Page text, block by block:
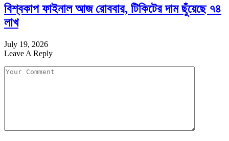
বিশ্বকাপ ফাইনাল আজ রোববার, টিকিটের দাম ছুঁয়েছে ৭৪
লাখ
July 19, 2026
Leave A Reply